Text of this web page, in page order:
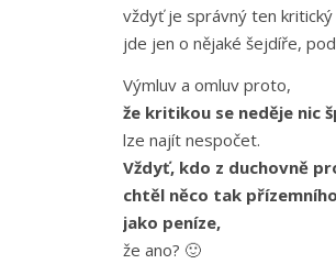
vždyť je správný ten
jde jen o nějaké šejdíře,
Výmluv a omluv proto,
že kritikou se neděje nic
lze najít nespočet.
Vždyť, kdo z duchovně
chtěl něco tak přízemního
jako peníze,
že ano? 🙂